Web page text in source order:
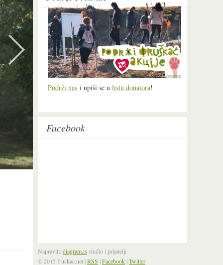
Podrži nas i upiši se u listu donatora!
Facebook
Napravili: diagram.is studio i prijatelji
© 2015 fruskac.net |RSS |Facebook |Twitter